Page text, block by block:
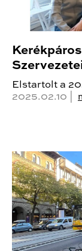
Elstartolt a
2025.02.10 |